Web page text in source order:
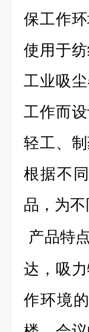
保工作
使用于
工业吸
工作而
轻工、
根据不
品，为
产品特
达，吸
作环境